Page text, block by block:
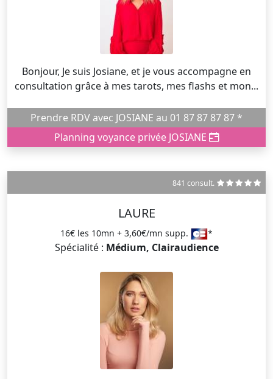
Bonjour, Je suis Josiane, et je vous accompagne en
consultation grâce à mes tarots, mes flashs et mon...
Prendre RDV avec JOSIANE au 01 87 87 87 87 *
Planning voyance privée JOSIANE
841 consult.
LAURE
16€ les 10mn + 3,60€/mn supp. *
Spécialité : Médium, Clairaudience